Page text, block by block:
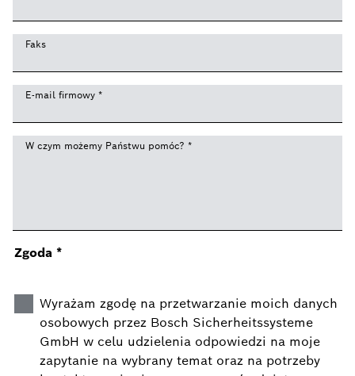
Faks
E-mail firmowy *
W czym możemy Państwu pomóc? *
Zgoda *
Wyrażam zgodę na przetwarzanie moich danych
osobowych przez Bosch Sicherheitssysteme
GmbH w celu udzielenia odpowiedzi na moje
zapytanie na wybrany temat oraz na potrzeby